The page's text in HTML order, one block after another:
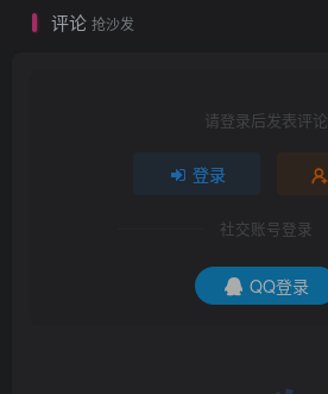
评论 抢沙发
请登录后发表评论
登录
社交账号登录
QQ登录